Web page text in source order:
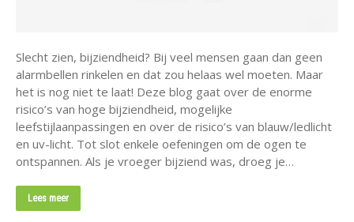
Slecht zien, bijziendheid? Bij veel mensen gaan dan geen
alarmbellen rinkelen en dat zou helaas wel moeten. Maar
het is nog niet te laat! Deze blog gaat over de enorme
risico’s van hoge bijziendheid, mogelijke
leefstijlaanpassingen en over de risico’s van blauw/ledlicht
en uv-licht. Tot slot enkele oefeningen om de ogen te
ontspannen. Als je vroeger bijziend was, droeg je…
Lees meer